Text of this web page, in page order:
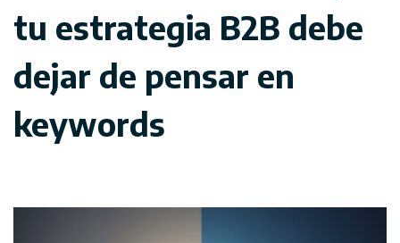
tu estrategia B2B debe
dejar de pensar en
keywords